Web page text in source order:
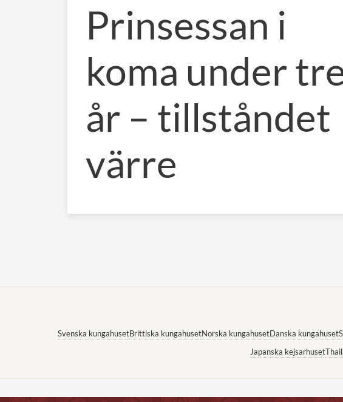
Prinsessan i
koma under
år – tillståndet
värre
Svenska kungahusetBrittiska kungahusetNorska kungahusetDanska kungahuset
Japanska kejsarhuset